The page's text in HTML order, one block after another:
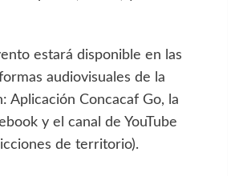
estará disponible en las
audiovisuales de la
Aplicación Concacaf Go, la
y el canal de YouTube
de territorio).